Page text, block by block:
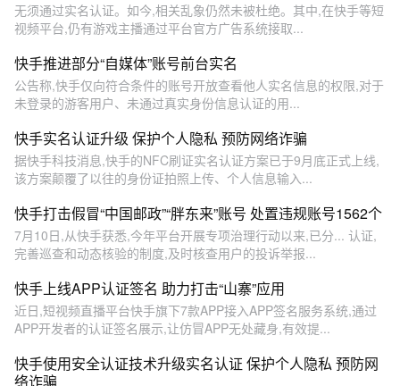
无须通过实名认证。如今,相关乱象仍然未被杜绝。其中,在快手等短
视频平台,仍有游戏主播通过平台官方广告系统接取...
快手推进部分“自媒体”账号前台实名
公告称,快手仅向符合条件的账号开放查看他人实名信息的权限,对于
未登录的游客用户、未通过真实身份信息认证的用...
快手实名认证升级 保护个人隐私 预防网络诈骗
据快手科技消息,快手的NFC刷证实名认证方案已于9月底正式上线,
该方案颠覆了以往的身份证拍照上传、个人信息输入...
快手打击假冒“中国邮政”“胖东来”账号 处置违规账号1562个
7月10日,从快手获悉,今年平台开展专项治理行动以来,已分... 认证,
完善巡查和动态核验的制度,及时核查用户的投诉举报...
快手上线APP认证签名 助力打击“山寨”应用
近日,短视频直播平台快手旗下7款APP接入APP签名服务系统,通过
APP开发者的认证签名展示,让仿冒APP无处藏身,有效提...
快手使用安全认证技术升级实名认证 保护个人隐私 预防网
络诈骗